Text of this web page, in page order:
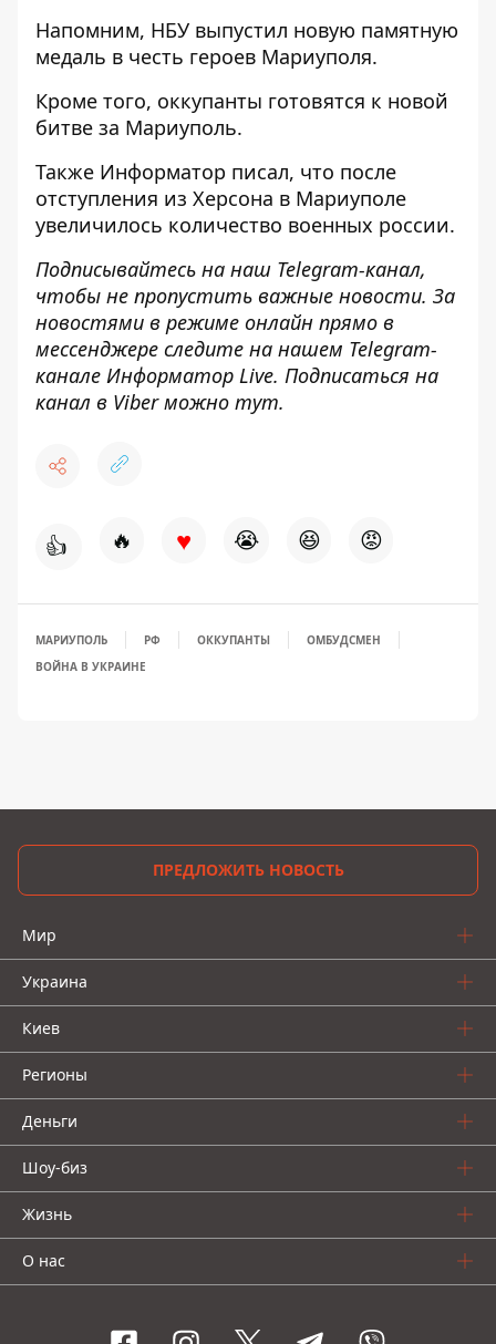
Напомним, НБУ выпустил новую памятную
медаль в честь героев Мариуполя.
Кроме того, оккупанты готовятся к новой
битве за Мариуполь.
Также Информатор писал, что после
отступления из Херсона в Мариуполе
увеличилось количество военных россии.
Подписывайтесь на наш Telegram-канал,
чтобы не пропустить важные новости. За
новостями в режиме онлайн прямо в
мессенджере следите на нашем Telegram-
канале Информатор Live. Подписаться на
канал в Viber можно тут.
👍 🔥 ♥ 😭 😆 😡
МАРИУПОЛЬ РФ ОККУПАНТЫ
ОМБУДСМЕН
ВОЙНА В УКРАИНЕ
ПРЕДЛОЖИТЬ НОВОСТЬ
Мир
Украина
Киев
Регионы
Деньги
Шоу-биз
Жизнь
О нас